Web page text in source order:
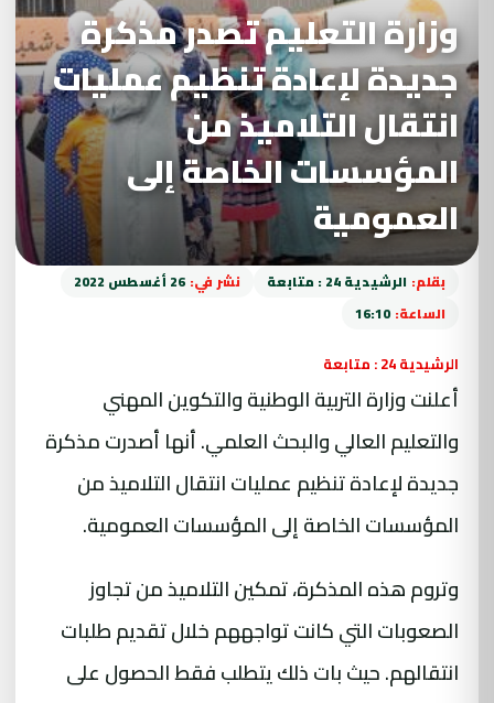
وزارة التعليم تصدر مذكرة
جديدة لإعادة تنظيم عمليات
انتقال التلاميذ من
المؤسسات الخاصة إلى
العمومية
بقلم: الرشيدية 24 : متابعة نشر في: 26 أغسطس 2022
الساعة: 16:10
الرشيدية 24 : متابعة
أعلنت وزارة التربية الوطنية والتكوين المهني
والتعليم العالي والبحث العلمي. أنها أصدرت مذكرة
جديدة لإعادة تنظيم عمليات انتقال التلاميذ من
المؤسسات الخاصة إلى المؤسسات العمومية.
وتروم هذه المذكرة، تمكين التلاميذ من تجاوز
الصعوبات التي كانت تواجههم خلال تقديم طلبات
انتقالهم. حيث بات ذلك يتطلب فقط الحصول على